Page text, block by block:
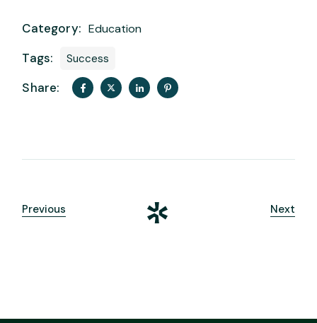
Category: Education
Tags: Success
Share:
Previous Next